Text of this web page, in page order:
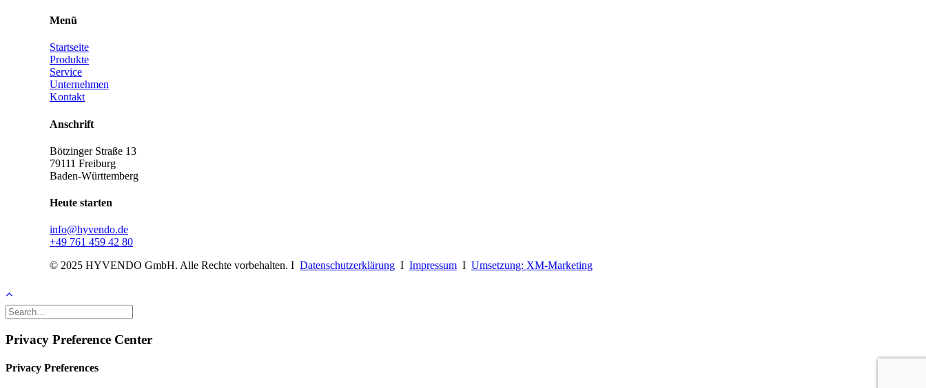
Menü
Startseite
Produkte
Service
Unternehmen
Kontakt
Anschrift
Bötzinger Straße 13
79111 Freiburg
Baden-Württemberg
Heute starten
info@hyvendo.de
+49 761 459 42 80
© 2025 HYVENDO GmbH. Alle Rechte vorbehalten. I Datenschutzerklärung I Impressum I Umsetzung: XM-Marketing
Privacy Preference Center
Privacy Preferences